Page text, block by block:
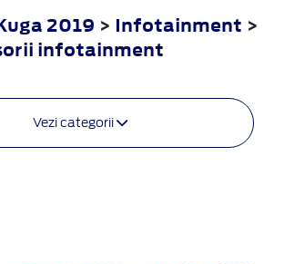
2019 > Infotainment >
infotainment
Vezi categorii